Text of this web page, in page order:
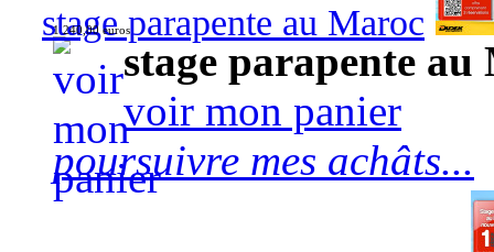
stage parapente au Maroc
1 240,00 euros
stage parapente au
voir mon panier
poursuivre mes achâts...